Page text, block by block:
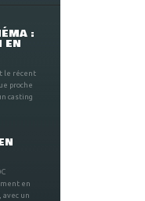
:
EN
le récent
proche
casting
en
avec un